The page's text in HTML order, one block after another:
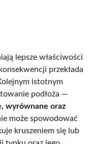
lepsze właściwości
przekłada
istotnym
podłoża —
wyrównane oraz
może spowodować
kruszeniem się lub